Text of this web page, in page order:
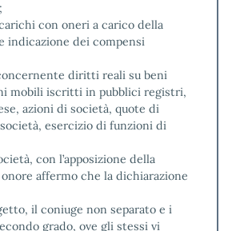
con oneri a carico della
indicazione dei compensi
diritti reali su beni
mobili iscritti in pubblici registri,
azioni di società, quote di
esercizio di funzioni di
con l’apposizione della
affermo che la dichiarazione
il coniuge non separato e i
grado, ove gli stessi vi